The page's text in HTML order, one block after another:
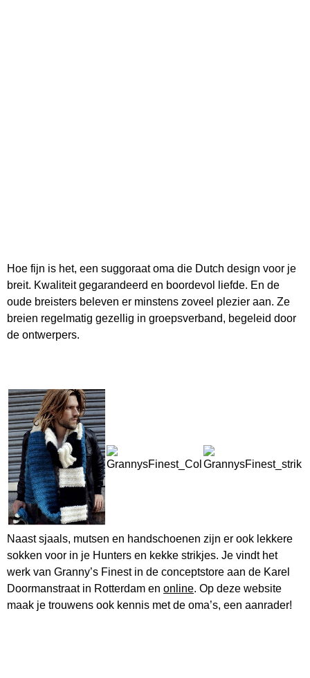
Hoe fijn is het, een suggoraat oma die Dutch design voor je
breit. Kwaliteit gegarandeerd en boordevol liefde. En de
oude breisters beleven er minstens zoveel plezier aan. Ze
breien regelmatig gezellig in groepsverband, begeleid door
de ontwerpers.
Naast sjaals, mutsen en handschoenen zijn er ook lekkere
sokken voor in je Hunters en kekke strikjes. Je vindt het
werk van Granny’s Finest in de conceptstore aan de Karel
Doormanstraat in Rotterdam en online. Op deze website
maak je trouwens ook kennis met de oma’s, een aanrader!